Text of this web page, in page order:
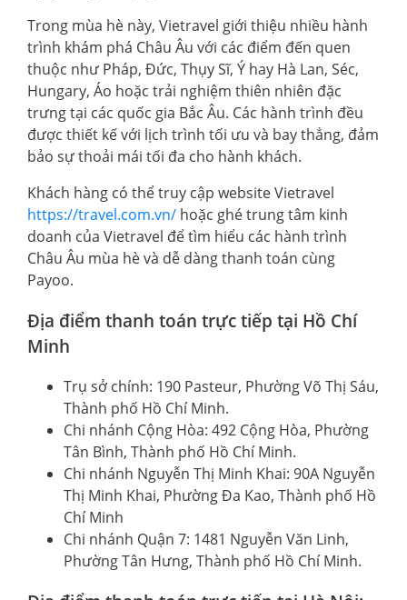
Trong mùa hè này, Vietravel giới thiệu nhiều hành
trình khám phá Châu Âu với các điểm đến quen
thuộc như Pháp, Đức, Thụy Sĩ, Ý hay Hà Lan, Séc,
Hungary, Áo hoặc trải nghiệm thiên nhiên đặc
trưng tại các quốc gia Bắc Âu. Các hành trình đều
được thiết kế với lịch trình tối ưu và bay thẳng, đảm
bảo sự thoải mái tối đa cho hành khách.
Khách hàng có thể truy cập website Vietravel
https://travel.com.vn/ hoặc ghé trung tâm kinh
doanh của Vietravel để tìm hiểu các hành trình
Châu Âu mùa hè và dễ dàng thanh toán cùng
Payoo.
Địa điểm thanh toán trực tiếp tại Hồ Chí
Minh
Trụ sở chính: 190 Pasteur, Phường Võ Thị Sáu,
Thành phố Hồ Chí Minh.
Chi nhánh Cộng Hòa: 492 Cộng Hòa, Phường
Tân Bình, Thành phố Hồ Chí Minh.
Chi nhánh Nguyễn Thị Minh Khai: 90A Nguyễn
Thị Minh Khai, Phường Đa Kao, Thành phố Hồ
Chí Minh
Chi nhánh Quận 7: 1481 Nguyễn Văn Linh,
Phường Tân Hưng, Thành phố Hồ Chí Minh.